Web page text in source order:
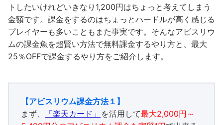
トしたいけれどいきなり1,200円はちょっと考えてしまう
金額です。課金をするのはちょっとハードルが高く感じる
プレイヤーも多いこともまた事実です。そんなアビスリウ
ムの課金魚を超賢い方法で無料課金するやり方と、最大
25％OFFで課金するやり方をご紹介します。
【アビスリウム課金方法１】
まず、
「楽天カード」 を活用して最大2,000円～